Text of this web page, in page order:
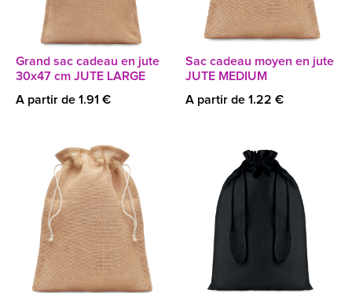
Grand sac cadeau en jute
30x47 cm JUTE LARGE
A partir de 1.91 €
Sac cadeau moyen en jute
JUTE MEDIUM
A partir de 1.22 €